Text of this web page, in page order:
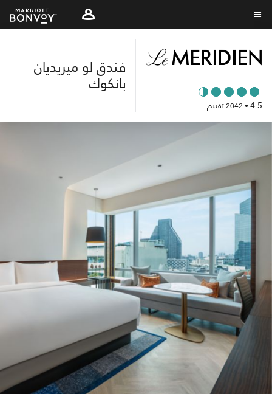
Skip
to
content
نص القائمة
4.5
•2042 تقييم
فندق لو ميريديان
بانكوك